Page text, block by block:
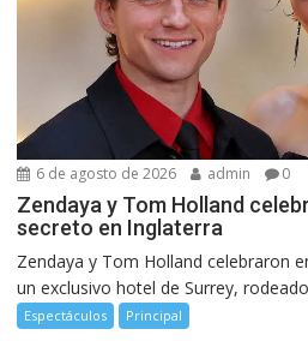
6 de agosto de 2026 admin 0
Zendaya y Tom Holland
secreto en Inglaterra
Zendaya y Tom Holland celebraron
un exclusivo hotel de Surrey,
Espectáculos Principal